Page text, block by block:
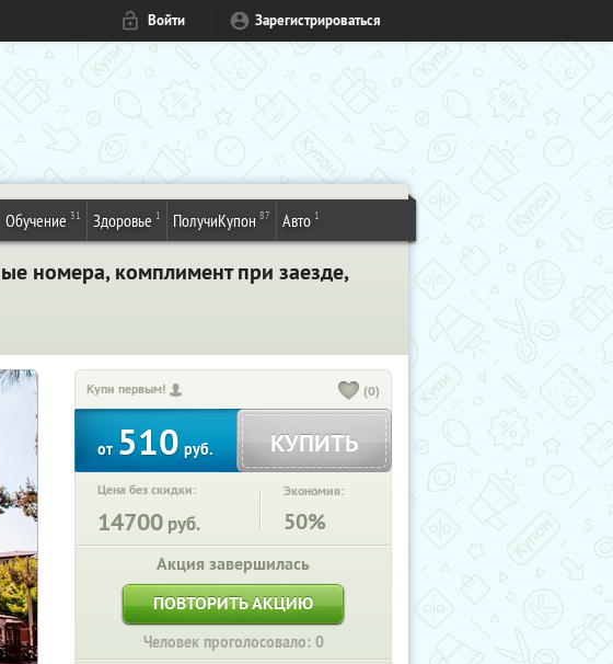
Войти Зарегистрироваться
Обучение 31 Здоровье 1 ПолучиКупон 87 Авто 1
номера, комплимент при заезде,
Купи первым! (0)
от510руб. КУПИТЬ
Цена без скидки:
14700 руб.
Экономия:
50%
Акция завершилась
ПОВТОРИТЬ АКЦИЮ
Человек проголосовало: 0